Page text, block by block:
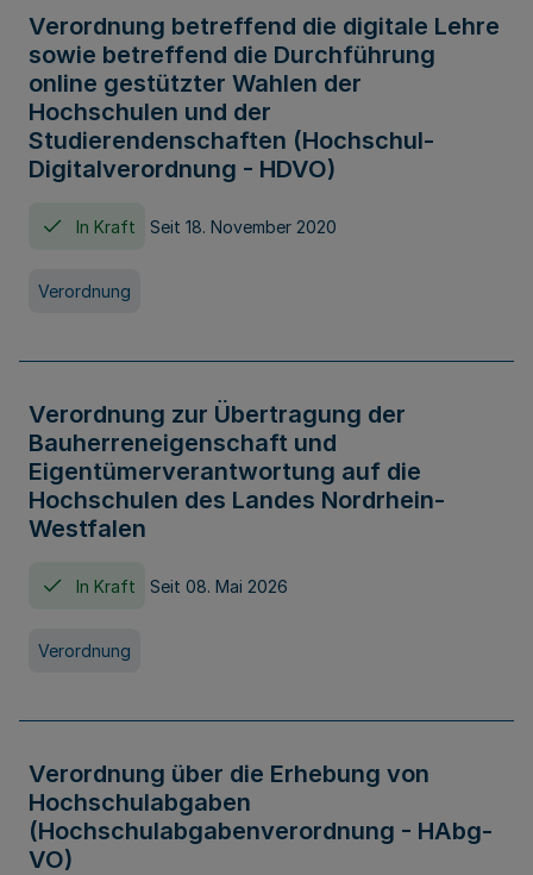
Verordnung betreffend die digitale Lehre
sowie betreffend die Durchführung
online gestützter Wahlen der
Hochschulen und der
Studierendenschaften (Hochschul-
Digitalverordnung - HDVO)
In Kraft Seit 18. November 2020
Verordnung
Verordnung zur Übertragung der
Bauherreneigenschaft und
Eigentümerverantwortung auf die
Hochschulen des Landes Nordrhein-
Westfalen
In Kraft Seit 08. Mai 2026
Verordnung
Verordnung über die Erhebung von
Hochschulabgaben
(Hochschulabgabenverordnung - HAbg-
VO)